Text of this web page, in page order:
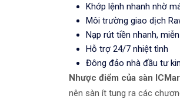
Khớp lệnh nhanh nhờ
Môi trường giao dịch
Nạp rút tiền nhanh,
Hỗ trợ 24/7 nhiệt tình
Đông đảo nhà đầu tư
Nhược điểm của sàn
nên sàn ít tung ra các